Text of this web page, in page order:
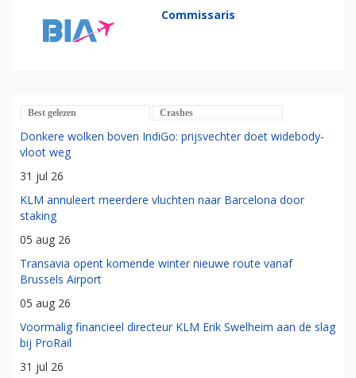
Commissaris
Best gelezen Crashes
Donkere wolken boven IndiGo: prijsvechter doet widebody-
vloot weg
31 jul 26
KLM annuleert meerdere vluchten naar Barcelona door
staking
05 aug 26
Transavia opent komende winter nieuwe route vanaf
Brussels Airport
05 aug 26
Voormalig financieel directeur KLM Erik Swelheim aan de slag
bij ProRail
31 jul 26